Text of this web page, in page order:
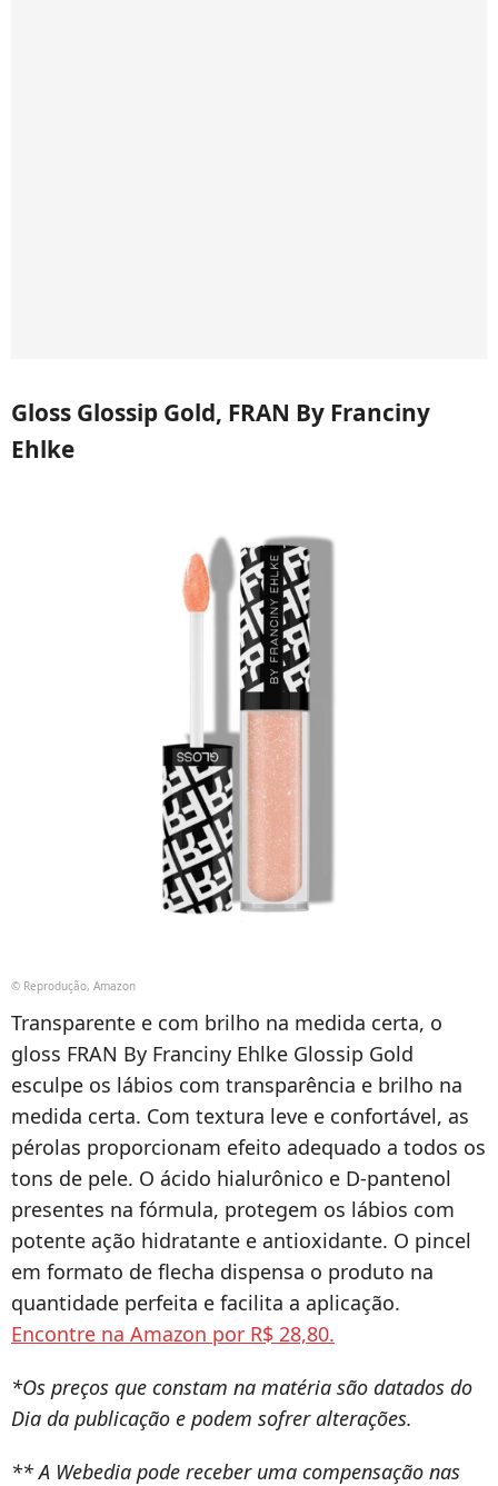
Gloss Glossip Gold, FRAN By Franciny
Ehlke
© Reprodução, Amazon
Transparente e com brilho na medida certa, o
gloss FRAN By Franciny Ehlke Glossip Gold
esculpe os lábios com transparência e brilho na
medida certa. Com textura leve e confortável, as
pérolas proporcionam efeito adequado a todos os
tons de pele. O ácido hialurônico e D-pantenol
presentes na fórmula, protegem os lábios com
potente ação hidratante e antioxidante. O pincel
em formato de flecha dispensa o produto na
quantidade perfeita e facilita a aplicação.
Encontre na Amazon por R$ 28,80.
*Os preços que constam na matéria são datados do
Dia da publicação e podem sofrer alterações.
** A Webedia pode receber uma compensação nas